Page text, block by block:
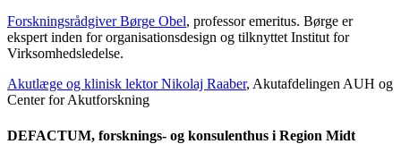
Forskningsrådgiver Børge Obel, professor emeritus. Børge er
ekspert inden for organisationsdesign og tilknyttet Institut for
Virksomhedsledelse.
Akutlæge og klinisk lektor Nikolaj Raaber, Akutafdelingen AUH og
Center for Akutforskning
DEFACTUM, forsknings- og konsulenthus i Region Midt